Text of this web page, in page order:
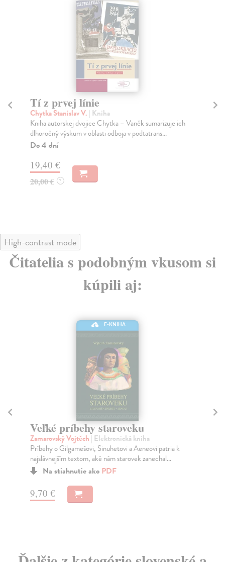
Tí z prvej línie
Chytka Stanislav V. | Kniha
Kniha autorskej dvojice Chytka – Vaněk sumarizuje ich
dlhoročný výskum v oblasti odboja v podtatrans...
Do 4 dní
19,40 €
20,00 € ?
High-contrast mode
Čitatelia s podobným vkusom si
kúpili aj:
E-KNIHA
Veľké príbehy staroveku
Zamarovský Vojtěch | Elektronická kniha
Príbehy o Gilgamešovi, Sinuhetovi a Aeneovi patria k
najslávnejším textom, aké nám starovek zanechal...
Na stiahnutie ako PDF
9,70 €